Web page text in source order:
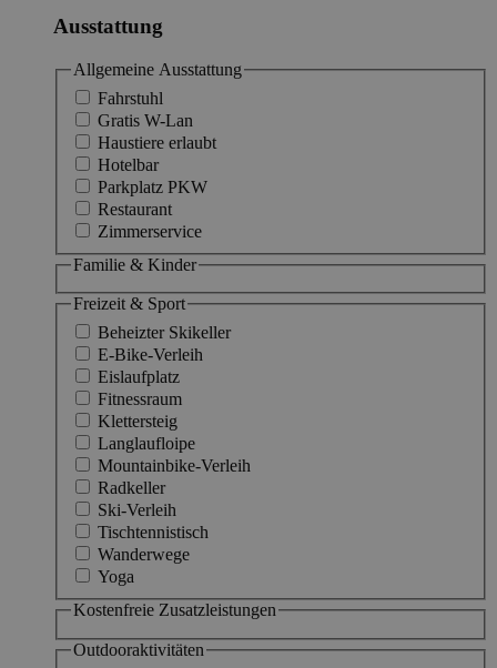
Ausstattung
Allgemeine Ausstattung
Fahrstuhl
Gratis W-Lan
Haustiere erlaubt
Hotelbar
Parkplatz PKW
Restaurant
Zimmerservice
Familie & Kinder
Freizeit & Sport
Beheizter Skikeller
E-Bike-Verleih
Eislaufplatz
Fitnessraum
Klettersteig
Langlaufloipe
Mountainbike-Verleih
Radkeller
Ski-Verleih
Tischtennistisch
Wanderwege
Yoga
Kostenfreie Zusatzleistungen
Outdooraktivitäten